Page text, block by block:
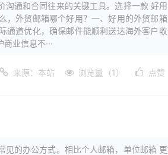
通和合同往来的关键工具。选择一款 好
，外贸邮箱哪个好用？一、好用的外贸邮
通道优化，确保邮件能顺利送达海外客户
业信息不···
来源：本站 浏览量（1） 点赞
的办公方式。相比个人邮箱，单位邮箱 更